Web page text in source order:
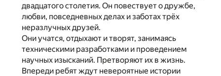
двадцатого столетия. Он повествует о дружбе,
любви, повседневных делах и заботах трёх
неразлучных друзей.
Они учатся, отдыхают и творят, занимаясь
техническими разработками и проведением
научных изысканий. Претворяют их в жизнь.
Впереди ребят ждут невероятные истории